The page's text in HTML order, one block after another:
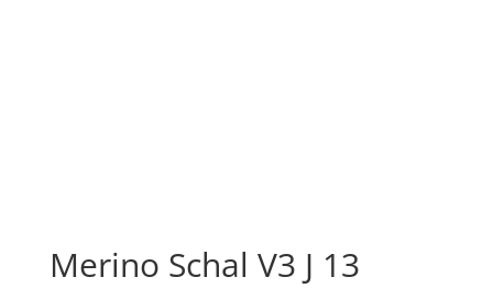
Merino Schal V3 J 13